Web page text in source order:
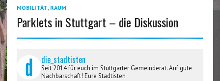
MOBILITÄT, RAUM
Parklets in Stuttgart – die Diskussion
die_stadtisten
Seit 2014 für euch im Stuttgarter Gemeinderat. Auf gute
Nachbarschaft! Eure Stadtisten